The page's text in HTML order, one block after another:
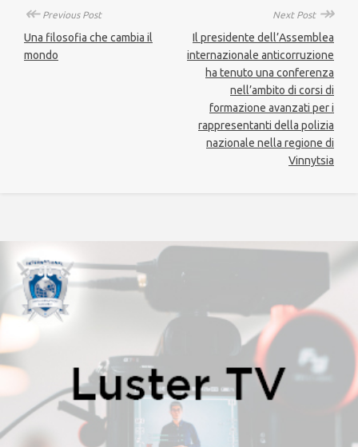
↞Previous Post
Una filosofia che cambia il
mondo
Next Post ↠
Il presidente dell’Assemblea
internazionale anticorruzione
ha tenuto una conferenza
nell’ambito di corsi di
formazione avanzati per i
rappresentanti della polizia
nazionale nella regione di
Vinnytsia